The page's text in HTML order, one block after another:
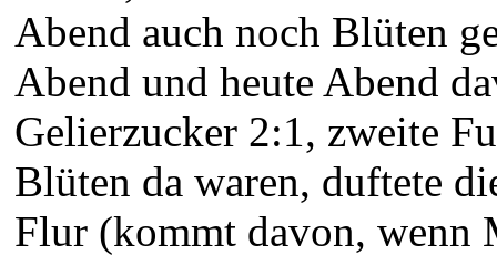
Abend auch noch Blüten
Abend und heute Abend
Gelierzucker 2:1, zweite
Blüten da waren, duftete
Flur (kommt davon, wenn